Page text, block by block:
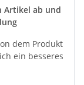
Artikel ab und
dem Produkt
ein besseres